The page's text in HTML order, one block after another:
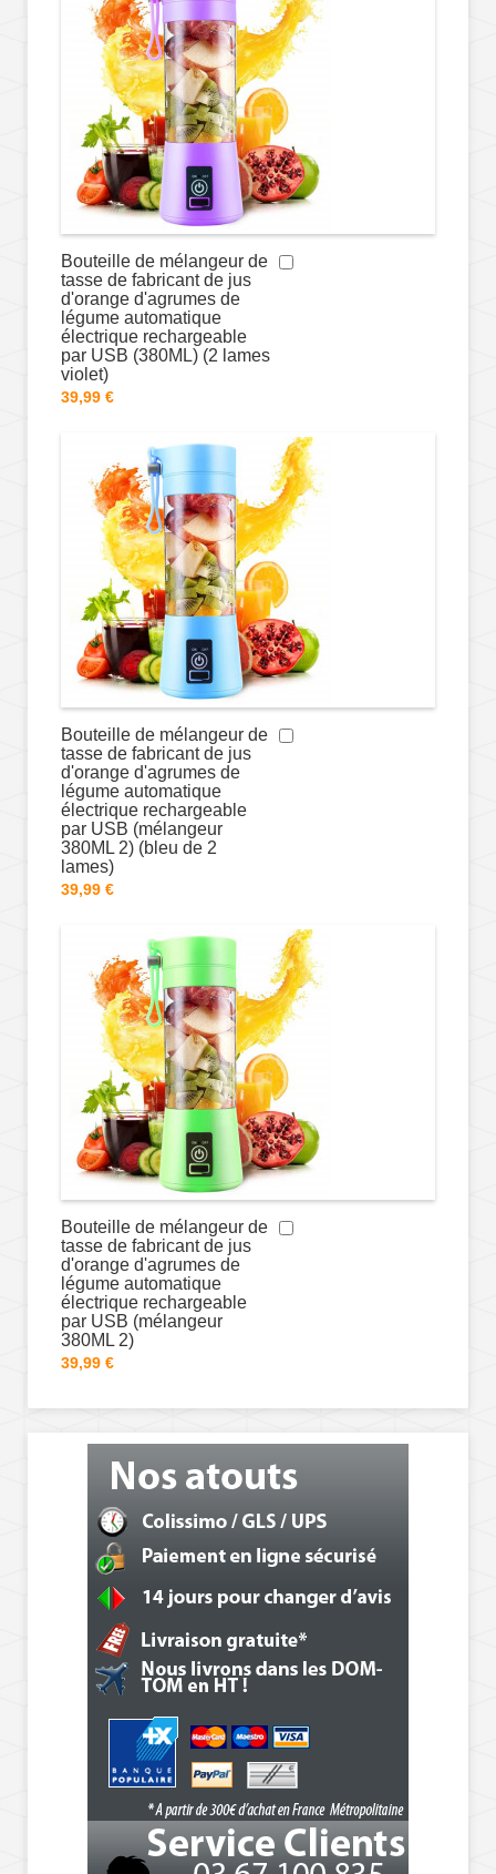
Bouteille de mélangeur de
tasse de fabricant de jus
d'orange d'agrumes de
légume automatique
électrique rechargeable
par USB (380ML) (2 lames
violet)
39,99 €
Bouteille de mélangeur de
tasse de fabricant de jus
d'orange d'agrumes de
légume automatique
électrique rechargeable
par USB (mélangeur
380ML 2) (bleu de 2
lames)
39,99 €
Bouteille de mélangeur de
tasse de fabricant de jus
d'orange d'agrumes de
légume automatique
électrique rechargeable
par USB (mélangeur
380ML 2)
39,99 €